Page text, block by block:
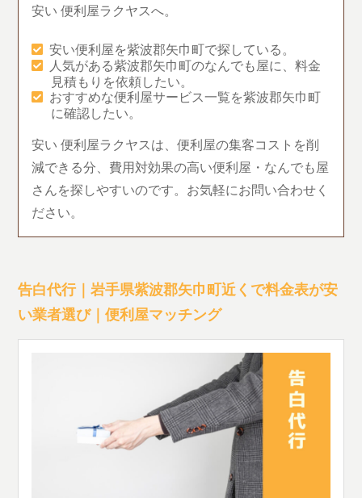
安い 便利屋ラクヤスへ。
安い便利屋を紫波郡矢巾町で探している。
人気がある紫波郡矢巾町のなんでも屋に、料金
見積もりを依頼したい。
おすすめな便利屋サービス一覧を紫波郡矢巾町
に確認したい。
安い 便利屋ラクヤスは、便利屋の集客コストを削
減できる分、費用対効果の高い便利屋・なんでも屋
さんを探しやすいのです。お気軽にお問い合わせく
ださい。
告白代行｜岩手県紫波郡矢巾町近くで料金表が安
い業者選び｜便利屋マッチング